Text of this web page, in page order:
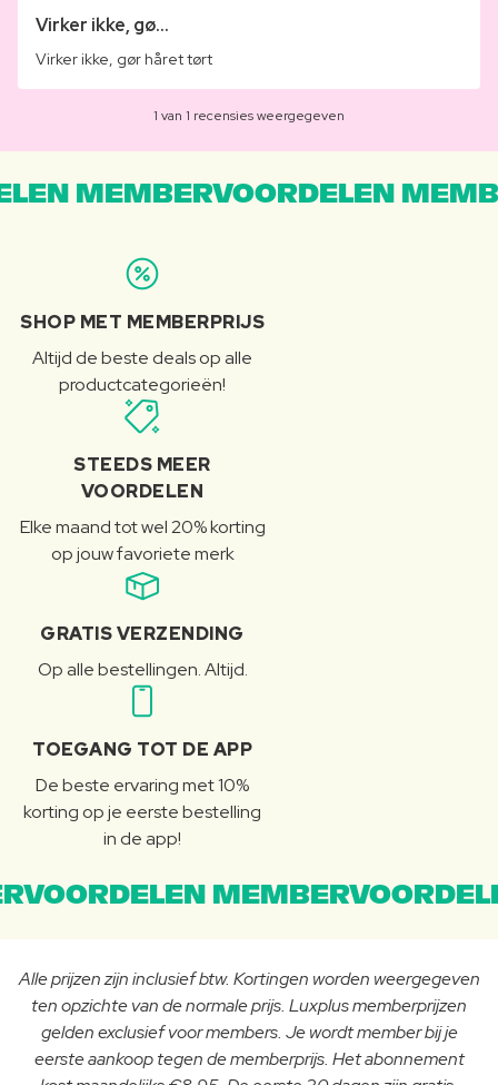
Virker ikke, gø...
Virker ikke, gør håret tørt
1 van 1 recensies weergegeven
MEMBERVOORDELEN
SHOP MET MEMBERPRIJS
Altijd de beste deals op alle
productcategorieën!
STEEDS MEER
VOORDELEN
Elke maand tot wel 20% korting
op jouw favoriete merk
GRATIS VERZENDING
Op alle bestellingen. Altijd.
TOEGANG TOT DE APP
De beste ervaring met 10%
korting op je eerste bestelling
in de app!
Alle prijzen zijn inclusief btw. Kortingen worden weergegeven
ten opzichte van de normale prijs. Luxplus memberprijzen
gelden exclusief voor members. Je wordt member bij je
eerste aankoop tegen de memberprijs. Het abonnement